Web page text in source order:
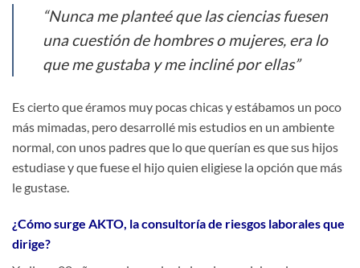
“Nunca me planteé que las ciencias fuesen
una cuestión de hombres o mujeres, era lo
que me gustaba y me incliné por ellas”
Es cierto que éramos muy pocas chicas y estábamos un poco
más mimadas, pero desarrollé mis estudios en un ambiente
normal, con unos padres que lo que querían es que sus hijos
estudiase y que fuese el hijo quien eligiese la opción que más
le gustase.
¿Cómo surge AKTO, la consultoría de riesgos laborales que
dirige?